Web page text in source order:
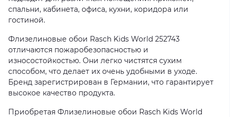
спальни, кабинета, офиса, кухни, коридора или
гостиной.
Флизелиновые обои Rasch Kids World 252743
отличаются пожаробезопасностью и
износостойкостью. Они легко чистятся сухим
способом, что делает их очень удобными в уходе.
Бренд зарегистрирован в Германии, что гарантирует
высокое качество продукта.
Приобретая Флизелиновые обои Rasch Kids World